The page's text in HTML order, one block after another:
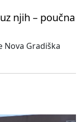
njih – poučna
Nova Gradiška